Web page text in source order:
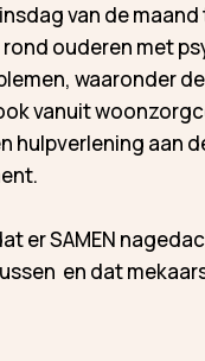
van de maand
ouderen met
waaronder
vanuit
hulpverlening aan
er SAMEN
en dat